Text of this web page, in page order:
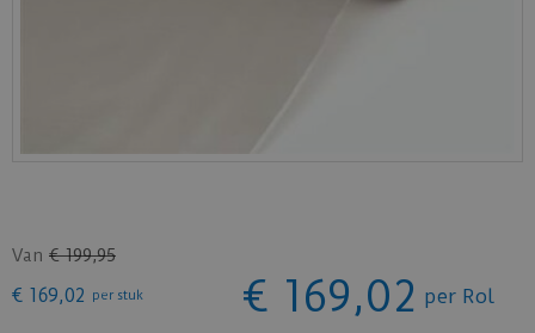
Van € 199,95
€ 169,02 per stuk € 169,02 per Rol